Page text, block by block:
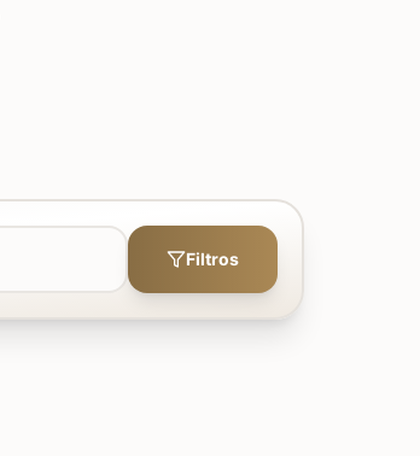
Filtros